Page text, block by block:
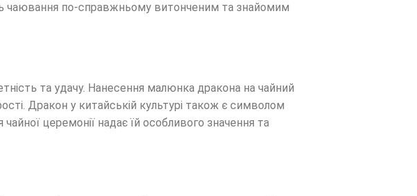
чаювання по-справжньому витонченим та знайомим
та удачу. Нанесення малюнка дракона на чайний
Дракон у китайській культурі також є символом
церемонії надає їй особливого значення та